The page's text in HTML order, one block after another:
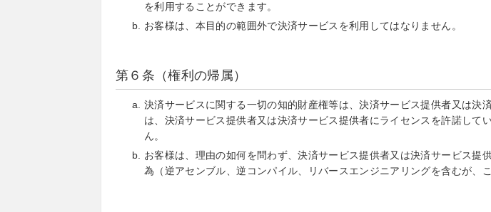
を利用することができます。
お客様は、本目的の範囲外で決済サービスを利用してはなりません。
第６条（権利の帰属）
決済サービスに関する一切の知的財産権等は、決済サービス提供者又は
は、決済サービス提供者又は決済サービス提供者にライセンスを許諾し
ん。
お客様は、理由の如何を問わず、決済サービス提供者又は決済サービス
為（逆アセンブル、逆コンパイル、リバースエンジニアリングを含むが、